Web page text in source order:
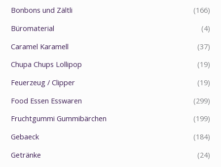
Bonbons und Zältli
(166)
Büromaterial
(4)
Caramel Karamell
(37)
Chupa Chups Lollipop
(19)
Feuerzeug / Clipper
(19)
Food Essen Esswaren
(299)
Fruchtgummi Gummibärchen
(199)
Gebaeck
(184)
Getränke
(24)